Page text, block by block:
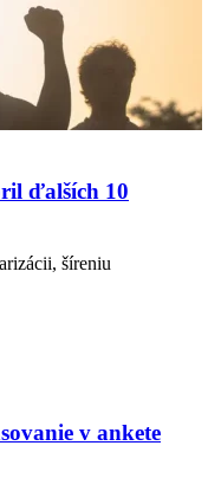
ďalších 10
šíreniu
v ankete